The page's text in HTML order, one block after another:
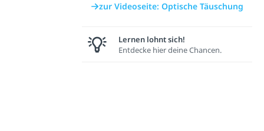
zur Videoseite: Optische Täuschung
Lernen lohnt sich!
Entdecke hier deine Chancen.